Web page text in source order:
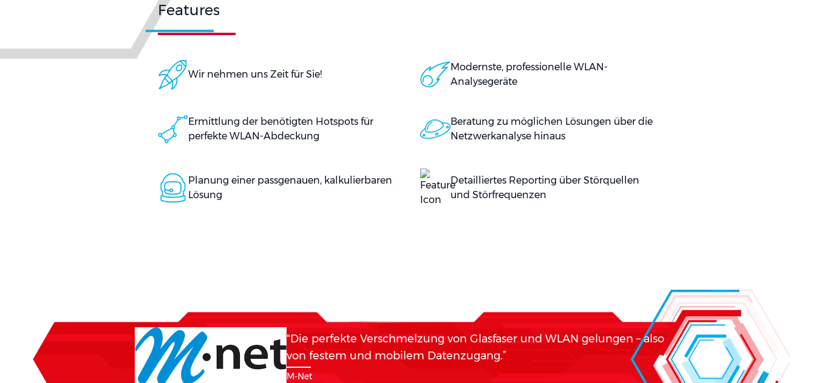
Features
Wir nehmen uns Zeit für Sie!
Modernste, professionelle WLAN-
Analysegeräte
Ermittlung der benötigten Hotspots für
perfekte WLAN-Abdeckung
Beratung zu möglichen Lösungen über die
Netzwerkanalyse hinaus
Planung einer passgenauen, kalkulierbaren
Lösung
Detailliertes Reporting über Störquellen
und Störfrequenzen
"Die perfekte Verschmelzung von Glasfaser und WLAN gelungen – also
von festem und mobilem Datenzugang.”
M-Net